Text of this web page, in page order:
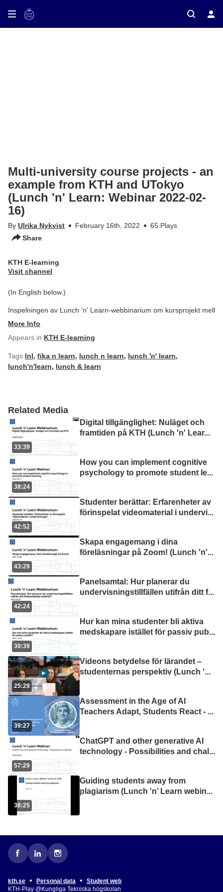
on TV
Related Media
33:39
Digital tillgänglighet: Nuläget och
framtiden på KTH (Lunch 'n' Lear...
38:24
How you can implement cognitive
psychology to promote student le...
42:52
Studenter berättar: Erfarenheter av
förinspelat videomaterial i undervi...
43:29
Skapa engagemang i dina
föreläsningar på Zoom! (Lunch 'n'...
42:24
Panelsamtal: Hur planerar du
undervisningstillfällen utifrån ditt f...
30:39
Hur kan mina studenter bli aktiva
medskapare istället för passiv pub...
25:29
Videons betydelse för lärandet –
studenternas perspektiv (Lunch '...
39:27
Assessment in the Age of AI
Teachers Adapt, Students React - ...
57:29
ChatGPT and other generative AI
technology - Possibilities and chal ...
38:25
Guiding students away from
plagiarism (Lunch 'n’ Learn webin...
Multi-university course projects - an
example from KTH and UTokyo
(Lunch 'n' Learn: Webinar 2022-02-
16)
By Ulrika Nykvist February 16th, 2022
65 Plays
Share
KTH E-learning
Visit channel
(In English below.)
Inspelningen av Lunch 'n' Learn-webbinarium om kursprojekt mell
More Info
Appears in KTH E-learning
Tags lnl, fika n learn, lunch n learn, lunch 'n' learn,
lunch'n'learn, lunch & learn
kth.se • Personal data •
Student web
KTH-Play @Kungliga Tekniska högskolan